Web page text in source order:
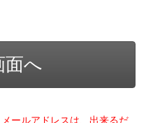
ールアドレスは、出来るだ